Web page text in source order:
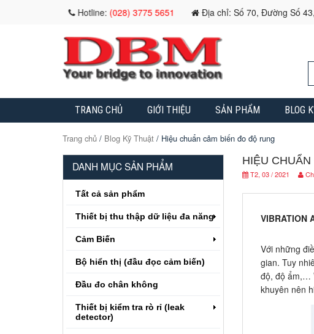
Hotline:(028) 3775 5651 Địa chỉ: Số 70, Đường Số
TRANG CHỦ GIỚI THIỆU SẢN PHẨM BLOG
Trang chủ / Blog Kỹ Thuật / Hiệu chuẩn cảm biến đo độ rung
DANH MỤC SẢN PHẨM
Tất cả sản phẩm
Thiết bị thu thập dữ liệu đa năng
Cảm Biến
Bộ hiển thị (đầu đọc cảm biến)
Đầu đo chân không
Thiết bị kiểm tra rò rỉ (leak
detector)
HIỆU
T2, 03 / 2021
VIBRATION
Với những
gian. Tuy
độ, độ ẩm,…
khuyên nên